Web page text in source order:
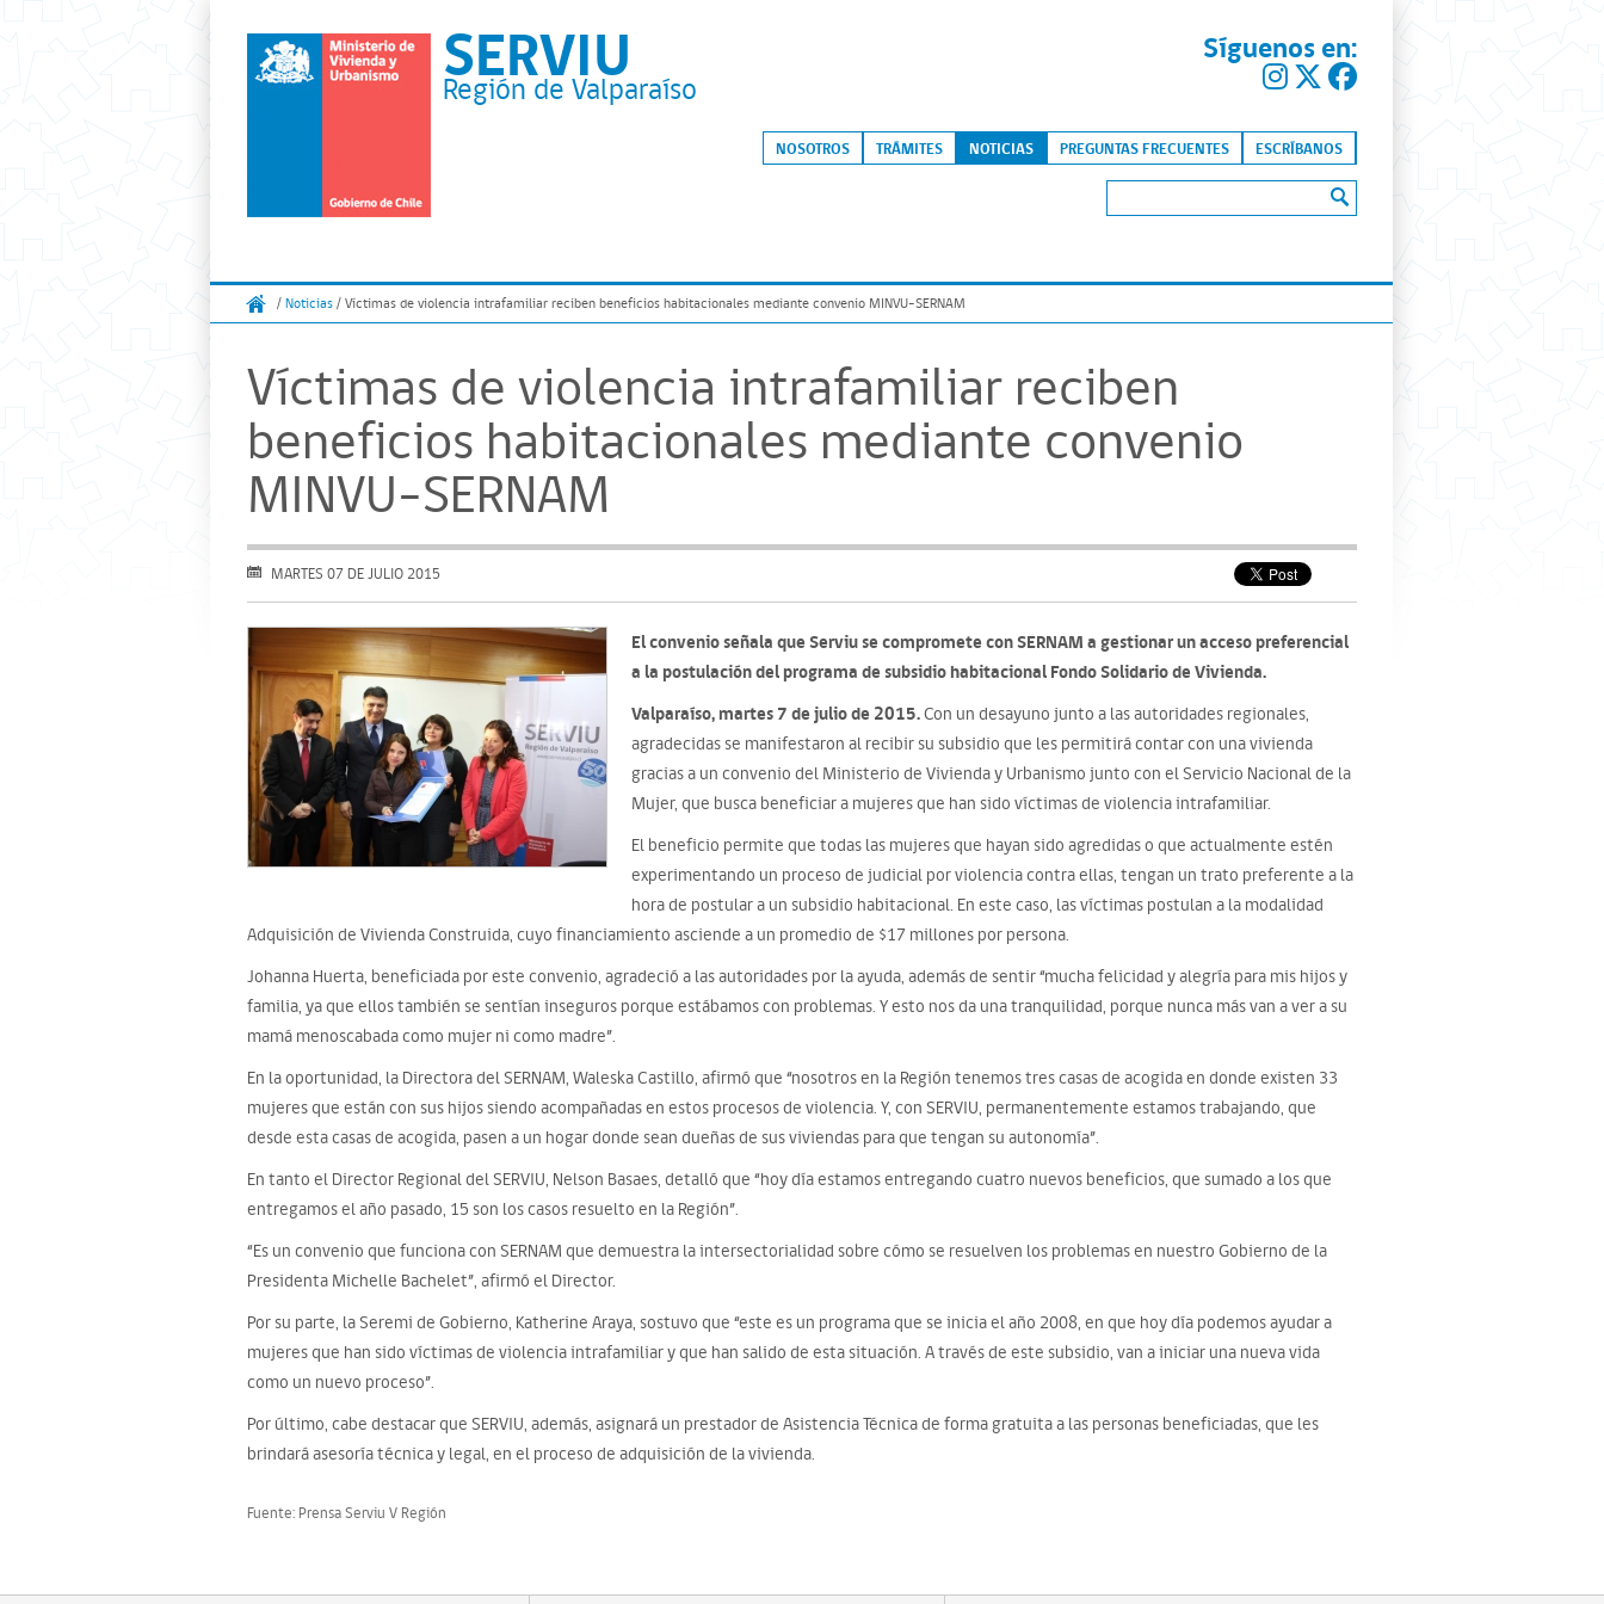
SERVIU
Región de Valparaíso
Síguenos en:
Skip to content
NOSOTROS TRÁMITES NOTICIAS PREGUNTAS FRECUENTES ESCRÍBANOS
/ Noticias / Víctimas de violencia intrafamiliar reciben beneficios habitacionales mediante convenio MINVU-SERNAM
Víctimas de violencia intrafamiliar reciben
beneficios habitacionales mediante convenio
MINVU-SERNAM
MARTES 07 DE JULIO 2015
El convenio señala que Serviu se compromete con SERNAM a gestionar un acceso preferencial
a la postulación del programa de subsidio habitacional Fondo Solidario de Vivienda.
Valparaíso, martes 7 de julio de 2015.Con un desayuno junto a las autoridades regionales,
agradecidas se manifestaron al recibir su subsidio que les permitirá contar con una vivienda
gracias a un convenio del Ministerio de Vivienda y Urbanismo junto con el Servicio Nacional de la
Mujer, que busca beneficiar a mujeres que han sido víctimas de violencia intrafamiliar.
El beneficio permite que todas las mujeres que hayan sido agredidas o que actualmente estén
experimentando un proceso de judicial por violencia contra ellas, tengan un trato preferente a la
hora de postular a un subsidio habitacional. En este caso, las víctimas postulan a la modalidad
Adquisición de Vivienda Construida, cuyo financiamiento asciende a un promedio de $17 millones por persona.
Johanna Huerta, beneficiada por este convenio, agradeció a las autoridades por la ayuda, además de sentir “mucha felicidad y alegría para mis hijos y
familia, ya que ellos también se sentían inseguros porque estábamos con problemas. Y esto nos da una tranquilidad, porque nunca más van a ver a su
mamá menoscabada como mujer ni como madre”.
En la oportunidad, la Directora del SERNAM, Waleska Castillo, afirmó que “nosotros en la Región tenemos tres casas de acogida en donde existen 33
mujeres que están con sus hijos siendo acompañadas en estos procesos de violencia. Y, con SERVIU, permanentemente estamos trabajando, que
desde esta casas de acogida, pasen a un hogar donde sean dueñas de sus viviendas para que tengan su autonomía”.
En tanto el Director Regional del SERVIU, Nelson Basaes, detalló que “hoy día estamos entregando cuatro nuevos beneficios, que sumado a los que
entregamos el año pasado, 15 son los casos resuelto en la Región”.
“Es un convenio que funciona con SERNAM que demuestra la intersectorialidad sobre cómo se resuelven los problemas en nuestro Gobierno de la
Presidenta Michelle Bachelet”, afirmó el Director.
Por su parte, la Seremi de Gobierno, Katherine Araya, sostuvo que “este es un programa que se inicia el año 2008, en que hoy día podemos ayudar a
mujeres que han sido víctimas de violencia intrafamiliar y que han salido de esta situación. A través de este subsidio, van a iniciar una nueva vida
como un nuevo proceso”.
Por último, cabe destacar que SERVIU, además, asignará un prestador de Asistencia Técnica de forma gratuita a las personas beneficiadas, que les
brindará asesoría técnica y legal, en el proceso de adquisición de la vivienda.
Fuente: Prensa Serviu V Región